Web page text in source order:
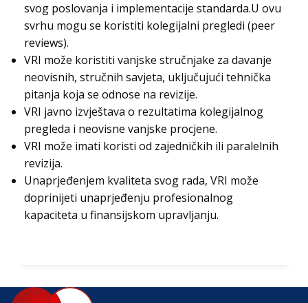
svog poslovanja i implementacije standarda.U ovu
svrhu mogu se koristiti kolegijalni pregledi (peer
reviews).
VRI može koristiti vanjske stručnjake za davanje
neovisnih, stručnih savjeta, uključujući tehnička
pitanja koja se odnose na revizije.
VRI javno izvještava o rezultatima kolegijalnog
pregleda i neovisne vanjske procjene.
VRI može imati koristi od zajedničkih ili paralelnih
revizija.
Unaprjeđenjem kvaliteta svog rada, VRI može
doprinijeti unaprjeđenju profesionalnog
kapaciteta u finansijskom upravljanju.